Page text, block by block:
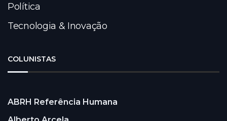
Política
Tecnologia & Inovação
COLUNISTAS
ABRH Referência Humana